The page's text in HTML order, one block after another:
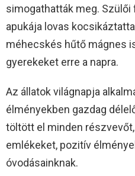
simogathatták meg. Szülői
apukája lovas
méhecskés hűtő mágnes
gyerekeket erre a napra.
Az állatok világnapja
élményekben gazdag
töltött el minden
emlékeket, pozitív
óvodásainknak.